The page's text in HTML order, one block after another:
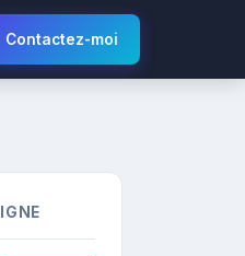
Contactez-moi